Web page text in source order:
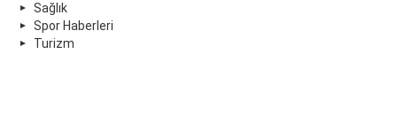
Sağlık
Spor Haberleri
Turizm